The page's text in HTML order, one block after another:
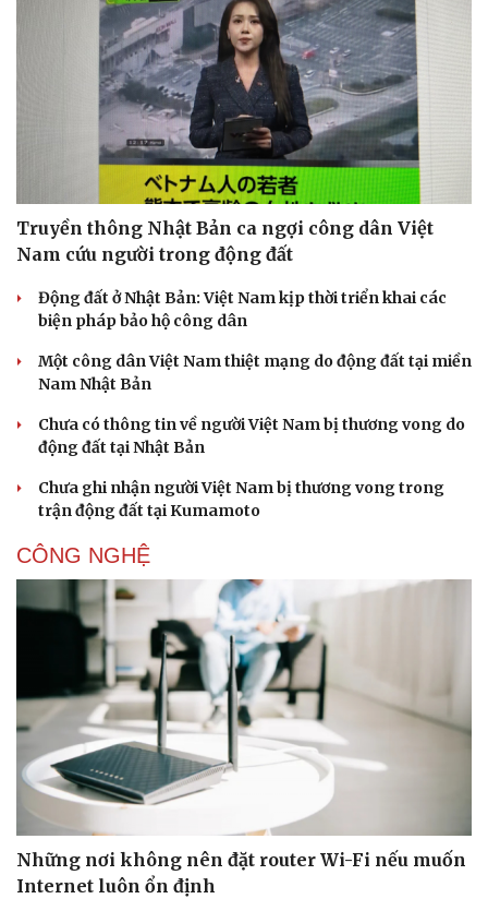
Truyền thông Nhật Bản ca ngợi công dân Việt
Nam cứu người trong động đất
Động đất ở Nhật Bản: Việt Nam kịp thời triển khai các
biện pháp bảo hộ công dân
Một công dân Việt Nam thiệt mạng do động đất tại miền
Nam Nhật Bản
Chưa có thông tin về người Việt Nam bị thương vong do
động đất tại Nhật Bản
Chưa ghi nhận người Việt Nam bị thương vong trong
trận động đất tại Kumamoto
CÔNG NGHỆ
Những nơi không nên đặt router Wi-Fi nếu muốn
Internet luôn ổn định